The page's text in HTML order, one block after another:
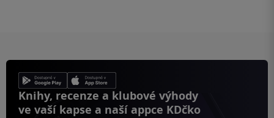
Knihy, recenze a klubové výhody
ve vaší kapse a naší appce KDčko